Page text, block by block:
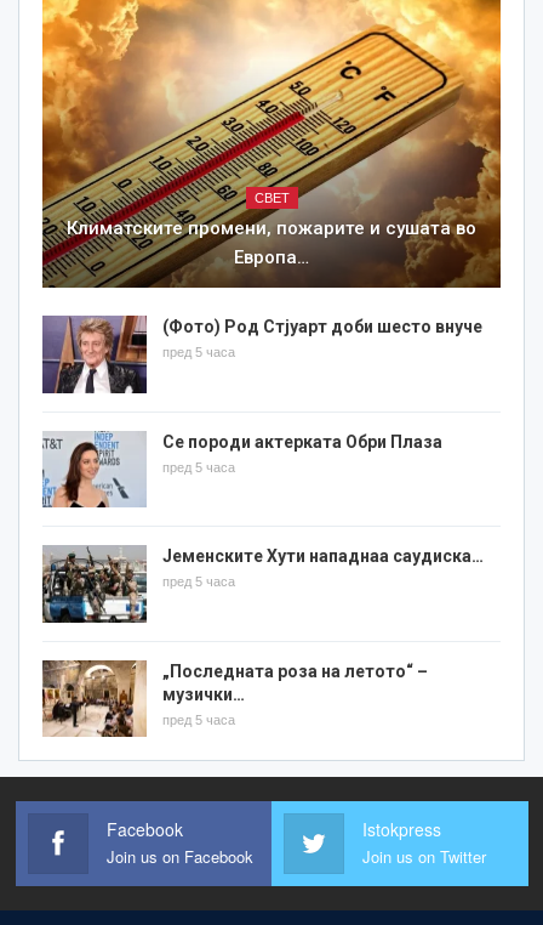
СВЕТ
Климатските промени, пожарите и сушата во
Европа…
(Фото) Род Стјуарт доби шесто внуче
пред 5 часа
Се породи актерката Обри Плаза
пред 5 часа
Јеменските Хути нападнаа саудиска…
пред 5 часа
„Последната роза на летото“ –
музички…
пред 5 часа
Facebook
Join us on Facebook
Istokpress
Join us on Twitter